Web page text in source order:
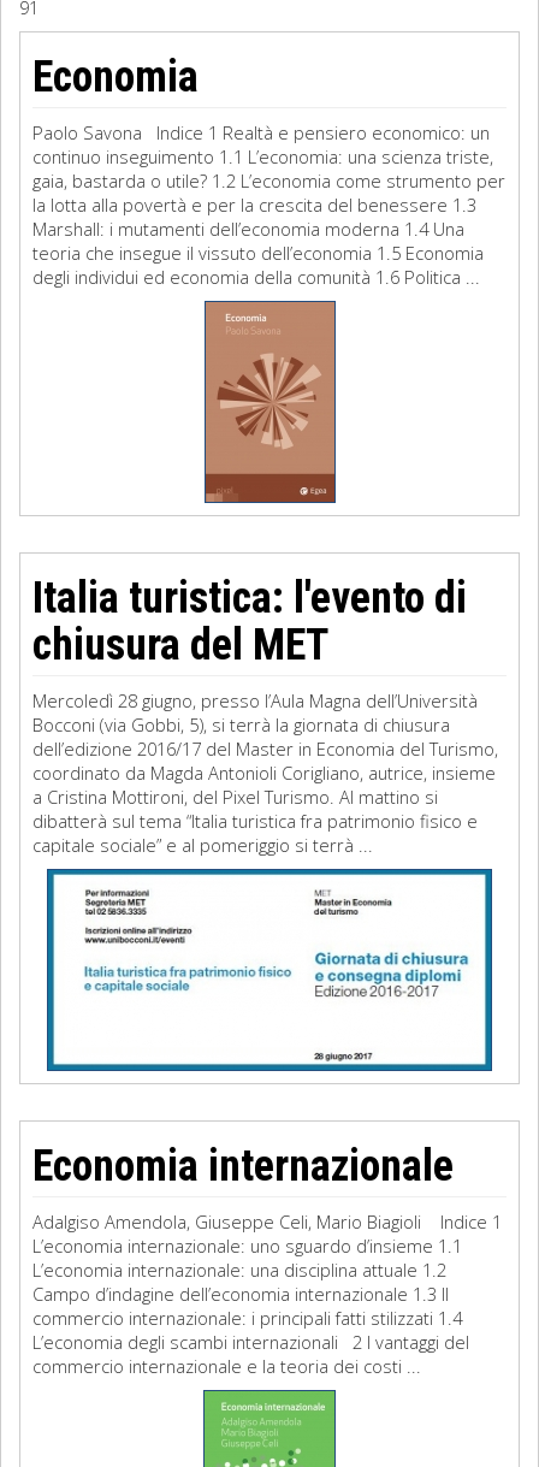
Filosofia
Storia
Matematica
Diritto
91
Economia
Paolo Savona Indice 1 Realtà e pensiero economico: un
continuo inseguimento 1.1 L’economia: una scienza triste,
gaia, bastarda o utile? 1.2 L’economia come strumento per
la lotta alla povertà e per la crescita del benessere 1.3
Marshall: i mutamenti dell’economia moderna 1.4 Una
teoria che insegue il vissuto dell’economia 1.5 Economia
degli individui ed economia della comunità 1.6 Politica ...
Italia turistica: l'evento di
chiusura del MET
Mercoledì 28 giugno, presso l’Aula Magna dell’Università
Bocconi (via Gobbi, 5), si terrà la giornata di chiusura
dell’edizione 2016/17 del Master in Economia del Turismo,
coordinato da Magda Antonioli Corigliano, autrice, insieme
a Cristina Mottironi, del Pixel Turismo. Al mattino si
dibatterà sul tema “Italia turistica fra patrimonio fisico e
capitale sociale” e al pomeriggio si terrà ...
Economia internazionale
Adalgiso Amendola, Giuseppe Celi, Mario Biagioli Indice 1
L’economia internazionale: uno sguardo d’insieme 1.1
L’economia internazionale: una disciplina attuale 1.2
Campo d’indagine dell’economia internazionale 1.3 Il
commercio internazionale: i principali fatti stilizzati 1.4
L’economia degli scambi internazionali 2 I vantaggi del
commercio internazionale e la teoria dei costi ...